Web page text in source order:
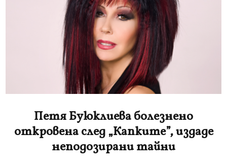
Петя Буюклиева болезнено
откровена след „Капките”, издаде
неподозирани тайни